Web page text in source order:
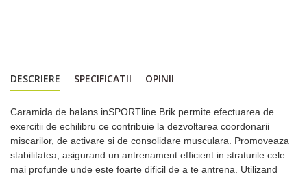
DESCRIERE SPECIFICATII OPINII
Caramida de balans inSPORTline Brik permite efectuarea de
exercitii de echilibru ce contribuie la dezvoltarea coordonarii
miscarilor, de activare si de consolidare musculara. Promoveaza
stabilitatea, asigurand un antrenament efficient in straturile cele
mai profunde unde este foarte dificil de a te antrena. Utilizand